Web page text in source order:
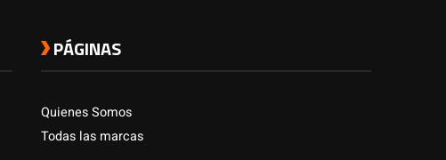
PÁGINAS
Quienes Somos
Todas las marcas